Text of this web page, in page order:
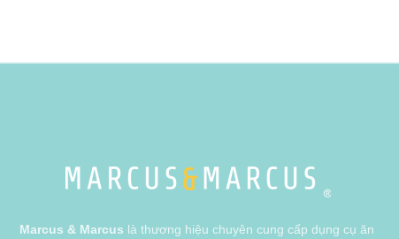
Marcus & Marcus là thương hiệu chuyên cung cấp dụng cụ ăn